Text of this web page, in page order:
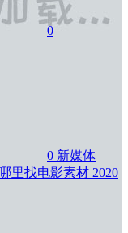
0
0 新媒体
里找电影素材 2020